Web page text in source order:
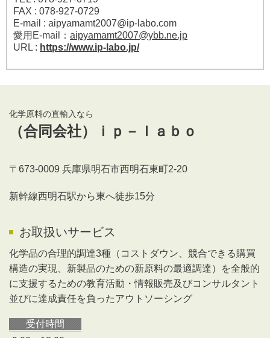
FAX : 078-927-0729
E-mail : aipyamamt2007@ip-labo.com
愛用E-mail： aipyamamt2007@ybb.ne.jp
URL : https://www.ip-labo.jp/
化学原料の直輸入なら
（合同会社）ｉｐ－ｌａｂｏ
〒673-0009 兵庫県明石市西明石東町2-20
新幹線西明石駅から東へ徒歩15分
お取扱いサービス
化学品の合理的調達3種（コストダウン、競合できる購買
構造の実現、新製品のための新原料の最適調達）を全般的
に支援するための教育活動・情報販売及びコンサルタント
並びに達成責任を負ったアウトソーシング
受付時間